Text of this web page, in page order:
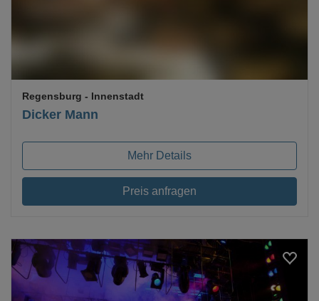
Dicker Mann
Regensburg - Innenstadt
Mehr Details
Preis anfragen